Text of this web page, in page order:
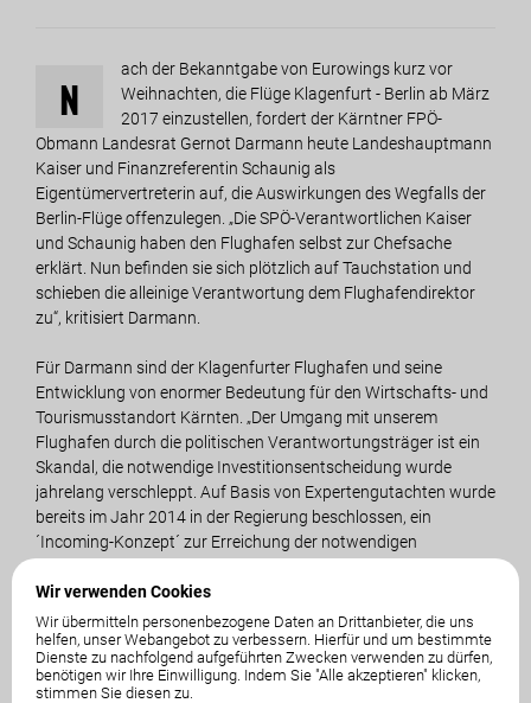
Wir verwenden Cookies
Wir übermitteln personenbezogene Daten an Drittanbieter, die uns
helfen, unser Webangebot zu verbessern. Hierfür und um bestimmte
Dienste zu nachfolgend aufgeführten Zwecken verwenden zu dürfen,
benötigen wir Ihre Einwilligung. Indem Sie "Alle akzeptieren" klicken,
stimmen Sie diesen zu.
N
ach der Bekanntgabe von Eurowings kurz vor
Weihnachten, die Flüge Klagenfurt - Berlin ab März
2017 einzustellen, fordert der Kärntner FPÖ-
Obmann Landesrat Gernot Darmann heute Landeshauptmann
Kaiser und Finanzreferentin Schaunig als
Eigentümervertreterin auf, die Auswirkungen des Wegfalls der
Berlin-Flüge offenzulegen. „Die SPÖ-Verantwortlichen Kaiser
und Schaunig haben den Flughafen selbst zur Chefsache
erklärt. Nun befinden sie sich plötzlich auf Tauchstation und
schieben die alleinige Verantwortung dem Flughafendirektor
zu“, kritisiert Darmann.
Für Darmann sind der Klagenfurter Flughafen und seine
Entwicklung von enormer Bedeutung für den Wirtschafts- und
Tourismusstandort Kärnten. „Der Umgang mit unserem
Flughafen durch die politischen Verantwortungsträger ist ein
Skandal, die notwendige Investitionsentscheidung wurde
jahrelang verschleppt. Auf Basis von Expertengutachten wurde
bereits im Jahr 2014 in der Regierung beschlossen, ein
´Incoming-Konzept´ zur Erreichung der notwendigen
erarbeiten und umzusetzen. Nunmehr müssen wir feststellen,
dass dieses Maßnahmenpaket nicht umgesetzt wurde.
Flughafendirektor Schintlmeister wird von der Politik völlig
alleine im Regen stehen gelassen“, so der FPÖ-Chef.